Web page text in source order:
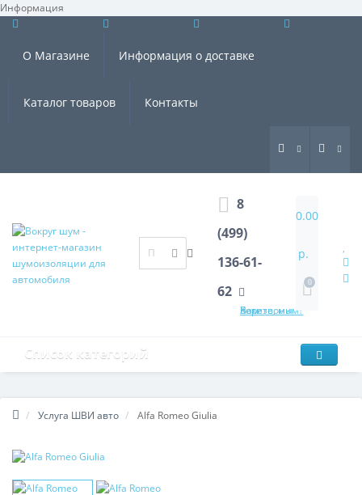
Информация ×
О Магазине Информация о доставке
Каталог товаров Контакты
8
(499)
136-61-
62
Хотите, мы Вам перезвоним?
0.00
р.
0
Список категорий
Услуга ШВИ авто Alfa Romeo Giulia